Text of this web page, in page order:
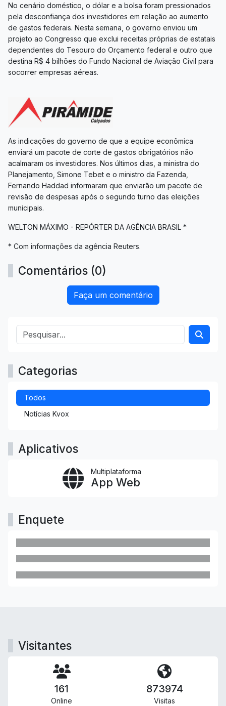
No cenário doméstico, o dólar e a bolsa foram pressionados
pela desconfiança dos investidores em relação ao aumento
de gastos federais. Nesta semana, o governo enviou um
projeto ao Congresso que exclui receitas próprias de estatais
dependentes do Tesouro do Orçamento federal e outro que
destina R$ 4 bilhões do Fundo Nacional de Aviação Civil para
socorrer empresas aéreas.
As indicações do governo de que a equipe econômica
enviará um pacote de corte de gastos obrigatórios não
acalmaram os investidores. Nos últimos dias, a ministra do
Planejamento, Simone Tebet e o ministro da Fazenda,
Fernando Haddad informaram que enviarão um pacote de
revisão de despesas após o segundo turno das eleições
municipais.
WELTON MÁXIMO - REPÓRTER DA AGÊNCIA BRASIL *
* Com informações da agência Reuters.
Comentários (0)
Faça um comentário
Categorias
Todos
Notícias Kvox
Aplicativos
Multiplataforma
App Web
Enquete
Visitantes
161
Online
873974
Visitas